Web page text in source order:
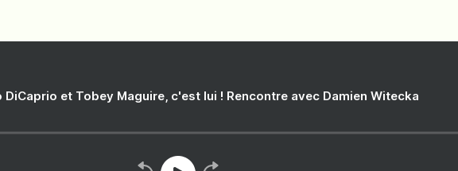
DiCaprio et Tobey Maguire, c'est lui ! Rencontre avec Damien Witecka